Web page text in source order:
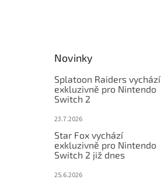
Novinky
Splatoon Raiders vychází
exkluzivně pro Nintendo
Switch 2
23.7.2026
Star Fox vychází
exkluzivně pro Nintendo
Switch 2 již dnes
25.6.2026